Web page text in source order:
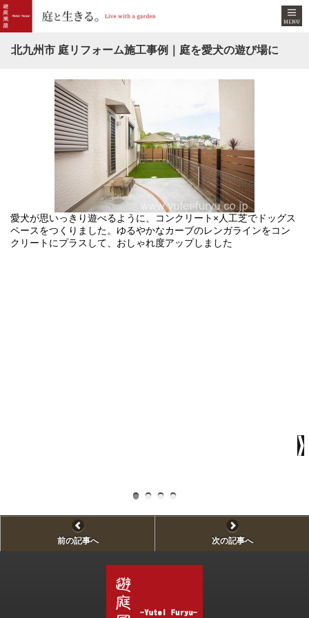
北九州市 庭リフォーム施工事例｜庭を愛犬の遊び場に
愛犬が思いっきり遊べるように、コンクリート×人工芝でドッグス
ペースをつくりました。ゆるやかなカーブのレンガラインをコン
クリートにプラスして、おしゃれ度アップしました
前の記事へ 次の記事へ